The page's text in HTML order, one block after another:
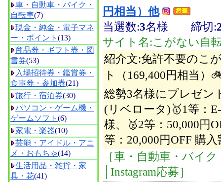
車・自動車・バイク・
自転車(7)
現金・純金・電子マネ
ー・ポイント (13)
商品券・ギフト券・図
書券(53)
入場招待券・鑑賞券・
食事券・参加券(21)
旅行・宿泊券(30)
パソコン・ゲーム機・
ゲームソフト (6)
家電・楽器(10)
芸能・アイドル・アニ
メ・おもちゃ(14)
生活用品・雑貨・家
具・花(41)
円相当）他
当選数:3名様 締切:
サイト名:こがない自
紹介文:免許不要のこ
ト（169,400円相当
総勢3名様にプレゼン
(リベロータ)🥇1等：
様、🥈2等：50,000円
等：20,000円OFF 購
［車・自動車・バイ
│Instagram応募］